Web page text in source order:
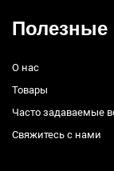
Полезные
О нас
Товары
Часто задаваемые
Свяжитесь с нами